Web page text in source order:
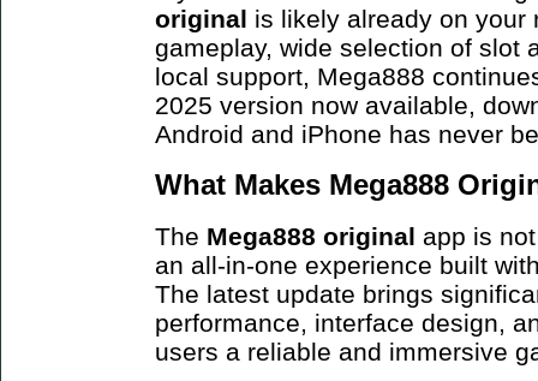
original is likely already on your
gameplay, wide selection of slot
local support, Mega888
2025 version now available,
Android and iPhone has never
What Makes Mega888
The Mega888 original app is
an all-in-one experience built
The latest update brings
performance, interface design,
users a reliable and immersive